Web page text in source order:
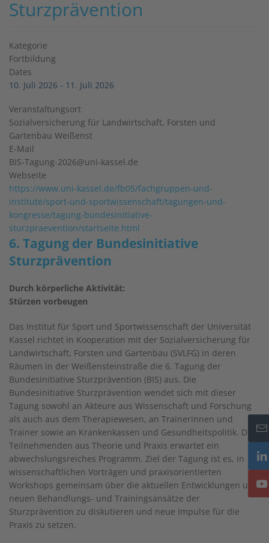
Sturzprävention
Kategorie
Fortbildung
Dates
10. Juli 2026 - 11. Juli 2026
Veranstaltungsort
Sozialversicherung für Landwirtschaft, Forsten und
Gartenbau Weißenst
E-Mail
BIS-Tagung-2026@uni-kassel.de
Webseite
https://www.uni-kassel.de/fb05/fachgruppen-und-
institute/sport-und-sportwissenschaft/tagungen-und-
kongresse/tagung-bundesinitiative-
sturzpraevention/startseite.html
6. Tagung der Bundesinitiative
Sturzprävention
Durch körperliche Aktivität:
Stürzen vorbeugen
Das Institut für Sport und Sportwissenschaft der Universität
Kassel richtet in Kooperation mit der Sozialversicherung für
Landwirtschaft, Forsten und Gartenbau (SVLFG) in deren
Räumen in der Weißensteinstraße die 6. Tagung der
Bundesinitiative Sturzprävention (BIS) aus. Die
Bundesinitiative Sturzprävention wendet sich mit dieser
Tagung sowohl an Akteure aus Wissenschaft und Forschung
als auch aus dem Therapiewesen, an Trainerinnen und
Trainer sowie an Krankenkassen und Gesundheitspolitik. Die
Teilnehmenden aus Theorie und Praxis erwartet ein
abwechslungsreiches Programm. Ziel der Tagung ist es, in
wissenschaftlichen Vorträgen und praxisorientierten
Workshops gemeinsam über die aktuellen Entwicklungen und
neuen Behandlungs- und Trainingsansätze der
Sturzprävention zu diskutieren und neue Impulse für die
Praxis zu setzen.